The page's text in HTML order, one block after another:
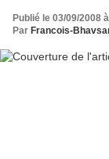
Publié le 03/09/2008
Par Francois-